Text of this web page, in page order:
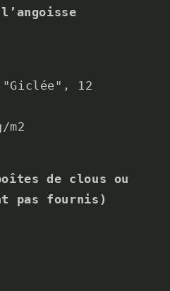
12
m2
de clous ou
pas fournis)